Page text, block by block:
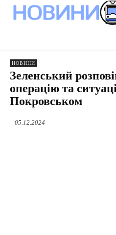
НОВИНИ
Зеленський
операцію та
Покровськом
05.12.2024